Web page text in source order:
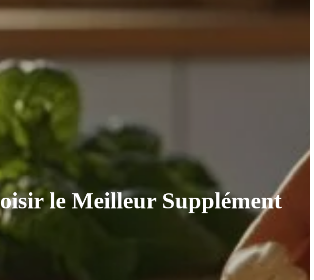
le Meilleur Supplément